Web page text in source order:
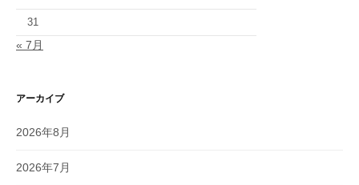
31
« 7月
アーカイブ
2026年8月
2026年7月